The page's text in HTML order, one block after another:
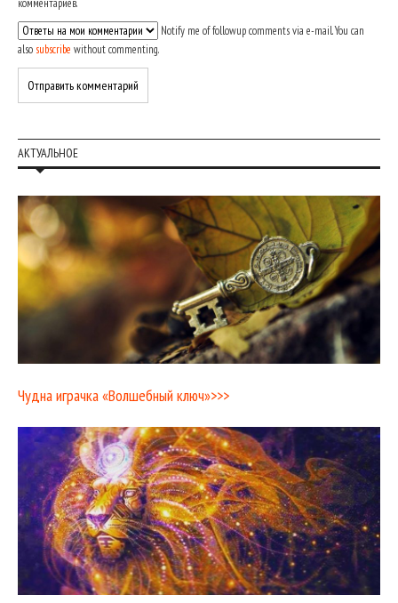
комментариев.
Notify me of followup comments via e-mail. You can
also subscribe without commenting.
АКТУАЛЬНОЕ
Чудна играчка «Волшебный ключ»>>>